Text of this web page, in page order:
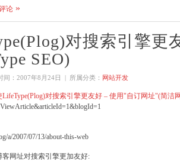
论
对搜索引擎更
SEO)
间： 2007年8月24日 | 所属分类： 网站开发
LifeType(Plog)对搜索引擎更友好 – 使用"自订网址"(简洁
a/2007/07/13/about-this-web
网址对搜索引擎更加友好: